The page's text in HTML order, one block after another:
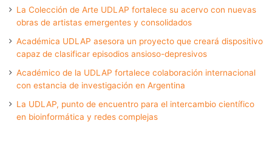
La Colección de Arte UDLAP fortalece su acervo con nuevas
obras de artistas emergentes y consolidados
Académica UDLAP asesora un proyecto que creará dispositivo
capaz de clasificar episodios ansioso-depresivos
Académico de la UDLAP fortalece colaboración internacional
con estancia de investigación en Argentina
La UDLAP, punto de encuentro para el intercambio científico
en bioinformática y redes complejas